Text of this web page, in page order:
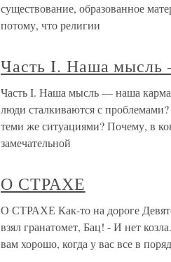
существование, образованное
потому, что религии
Часть I. Наша
Часть I. Наша мысль — наша карма
люди сталкиваются с
теми же ситуациями? Почему, в
замечательной
О СТРАХЕ
О СТРАХЕ Как-то на дороге
взял гранатомет, Бац! - И нет
вам хорошо, когда у вас все в